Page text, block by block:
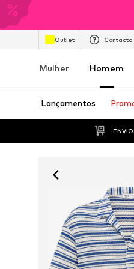
Outlet Contacto
Mulher Homem
Lançamentos